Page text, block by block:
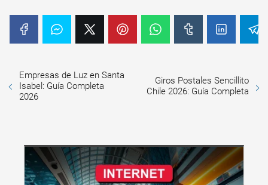
Empresas de Luz en Santa
Isabel: Guía Completa
2026
Giros Postales Sencillito
Chile 2026: Guía Completa